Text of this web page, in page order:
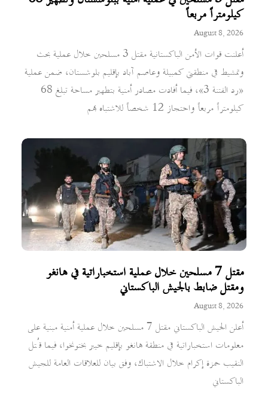
كيلومتراً مربعاً
August 8, 2026
أعلنت قوات الأمن الباكستانية مقتل 3 مسلحين خلال عملية بحث
وتمشيط في منطقتي كمبيلة وعاصم آباد بإقليم بلوشستان، ضمن عملية
«رد الفتنة 3»، فيما أفادت مصادر أمنية بتطهير مساحة تبلغ 68
كيلومتراً مربعاً واحتجاز 12 شخصاً للاشتباه بهم
مقتل 7 مسلحين خلال عملية استخباراتية في هانغو
ومقتل ضابط بالجيش الباكستاني
August 8, 2026
أعلن الجيش الباكستاني مقتل 7 مسلحين خلال عملية أمنية مبنية على
معلومات استخباراتية في منطقة هانغو بإقليم خيبر بختونخوا، فيما قُتل
النقيب حمزة إكرام خلال الاشتباك، وفق بيان للعلاقات العامة للجيش
الباكستاني